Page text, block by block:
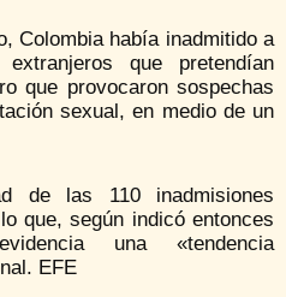
Colombia había inadmitido a
que pretendían
que provocaron sospechas
sexual, en medio de un
de las 110 inadmisiones
que, según indicó entonces
una «tendencia
EFE